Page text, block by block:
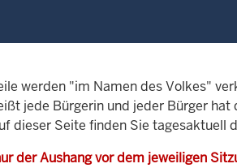
werden "im Namen des Volkes"
jede Bürgerin und jeder Bürger
dieser Seite finden Sie
der Aushang vor dem jeweiligen